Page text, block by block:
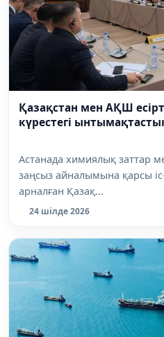
Қазақстан мен АҚШ
күрестегі
Астанада химиялық заттар
заңсыз айналымына қарсы
арналған Қазақ...
24 шілде 2026